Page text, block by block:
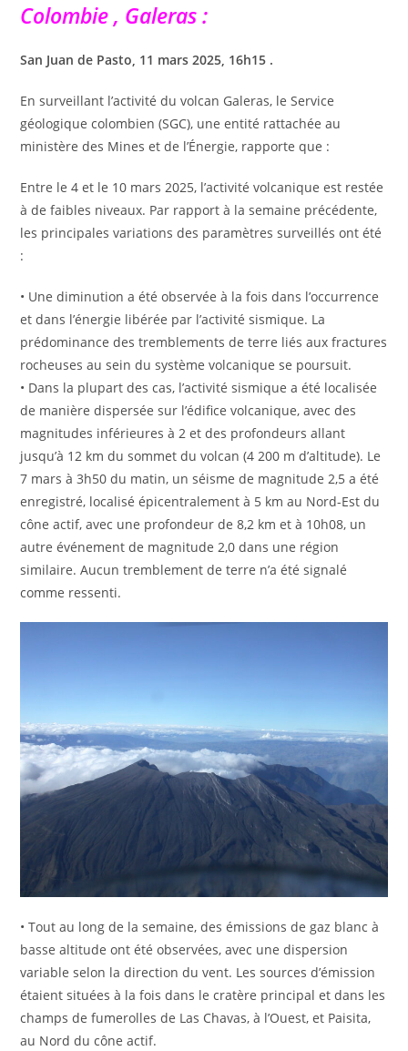
Colombie , Galeras :
San Juan de Pasto, 11 mars 2025, 16h15 .
En surveillant l’activité du volcan Galeras, le Service
géologique colombien (SGC), une entité rattachée au
ministère des Mines et de l’Énergie, rapporte que :
Entre le 4 et le 10 mars 2025, l’activité volcanique est restée
à de faibles niveaux. Par rapport à la semaine précédente,
les principales variations des paramètres surveillés ont été
:
• Une diminution a été observée à la fois dans l’occurrence
et dans l’énergie libérée par l’activité sismique. La
prédominance des tremblements de terre liés aux fractures
rocheuses au sein du système volcanique se poursuit.
• Dans la plupart des cas, l’activité sismique a été localisée
de manière dispersée sur l’édifice volcanique, avec des
magnitudes inférieures à 2 et des profondeurs allant
jusqu’à 12 km du sommet du volcan (4 200 m d’altitude). Le
7 mars à 3h50 du matin, un séisme de magnitude 2,5 a été
enregistré, localisé épicentralement à 5 km au Nord-Est du
cône actif, avec une profondeur de 8,2 km et à 10h08, un
autre événement de magnitude 2,0 dans une région
similaire. Aucun tremblement de terre n’a été signalé
comme ressenti.
• Tout au long de la semaine, des émissions de gaz blanc à
basse altitude ont été observées, avec une dispersion
variable selon la direction du vent. Les sources d’émission
étaient situées à la fois dans le cratère principal et dans les
champs de fumerolles de Las Chavas, à l’Ouest, et Paisita,
au Nord du cône actif.